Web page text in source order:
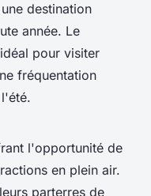
destination
année. Le
pour visiter
fréquentation
l'opportunité de
en plein air.
parterres de